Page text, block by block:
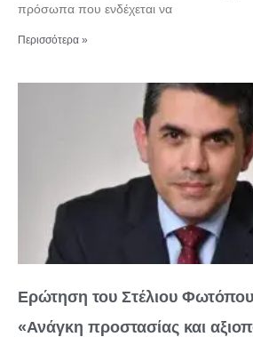
πρόσωπα που ενδέχεται να
Περισσότερα »
Ερώτηση του Στέλιου
«Ανάγκη προστασίας και